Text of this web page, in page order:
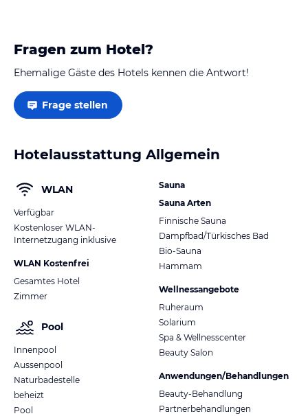
Fragen zum Hotel?
Ehemalige Gäste des Hotels kennen die Antwort!
Frage stellen
Hotelausstattung Allgemein
WLAN
Verfügbar
Kostenloser WLAN-
Internetzugang inklusive
WLAN Kostenfrei
Gesamtes Hotel
Zimmer
Pool
Innenpool
Aussenpool
Naturbadestelle
beheizt
Pool
Sauna
Sauna Arten
Finnische Sauna
Dampfbad/Türkisches Bad
Bio-Sauna
Hammam
Wellnessangebote
Ruheraum
Solarium
Spa & Wellnesscenter
Beauty Salon
Anwendungen/Behandlungen
Beauty-Behandlung
Partnerbehandlungen